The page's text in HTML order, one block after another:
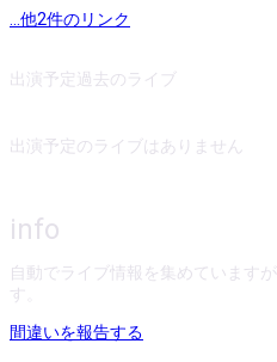
...他2件のリンク
出演予定 過去のライブ
出演予定のライブはありません
info
自動でライブ情報を集めています
す。
間違いを報告する